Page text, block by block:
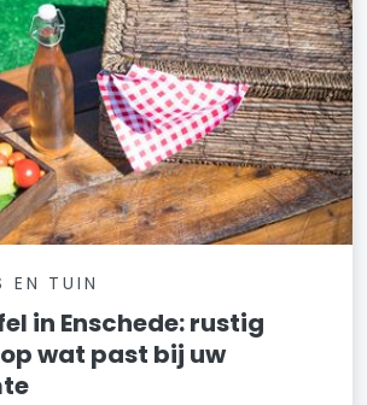
EN TUIN
in Enschede: rustig
wat past bij uw